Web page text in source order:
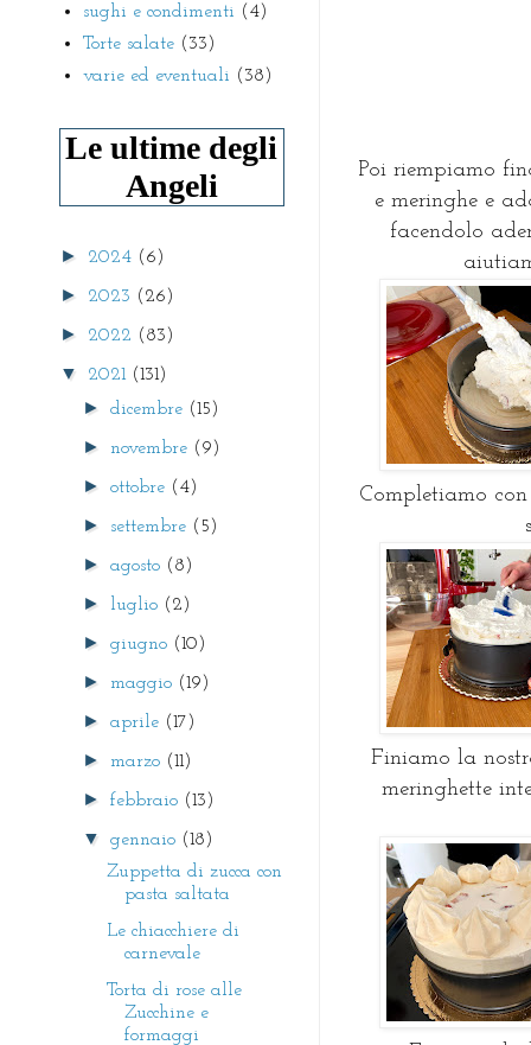
Poi riempiamo
e meringhe e
facendolo
Completiamo
Finiamo la
meringhette
sughi e condimenti (4)
Torte salate (33)
varie ed eventuali (38)
Le ultime degli
Angeli
► 2024 (6)
► 2023 (26)
► 2022 (83)
▼ 2021 (131)
►dicembre (15)
► novembre (9)
►ottobre (4)
► settembre (5)
►agosto (8)
► luglio (2)
►giugno (10)
► maggio (19)
►aprile (17)
► marzo (11)
►febbraio (13)
▼gennaio (18)
Zuppetta di zucca con
pasta saltata
Le chiacchiere di
carnevale
Torta di rose alle
Zucchine e
formaggi